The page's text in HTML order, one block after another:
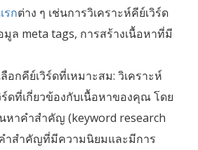
รกต่าง ๆ เช่นการวิเคราะห์คีย์เวิร์ด
มูล meta tags, การสร้างเนื้อหาที่มี
อกคีย์เวิร์ดที่เหมาะสม: วิเคราะห์
ร์ดที่เกี่ยวข้องกับเนื้อหาของคุณ โดย
หาคำสำคัญ (keyword research
ำสำคัญที่มีความนิยมและมีการ